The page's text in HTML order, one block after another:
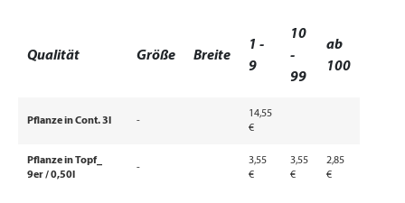
Qualität Größe Breite
1 -
9
10
-
99
ab
100
Pflanze in Cont. 3l -
14,55
€
Pflanze in Topf_
9er / 0,50l
-
3,55
€
3,55
€
2,85
€